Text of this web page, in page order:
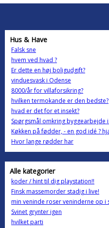
Hus & Have
Falsk sne
hvem ved hvad ?
Er dette en høj boligudgift?
vinduesvask i Odense
8000/år for villaforsikring?
hvilken termokande er den bedste?
hvad er det for et insekt?
Spørgsmål omkring byggearbejde
Køkken på fødder, - en god idé ?
Hvor lange rødder har
Alle kategorier
koder / hint til dig playstation!!
Finsk massemorder stadig i live!
min veninde roser veninderne op i
Svinet grynter igen
hvilket parti